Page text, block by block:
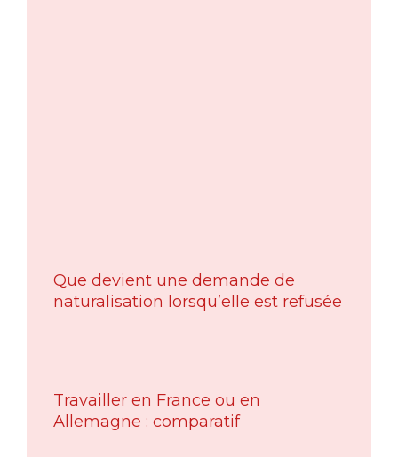
Que devient une demande de
naturalisation lorsqu’elle est refusée
Travailler en France ou en
Allemagne : comparatif